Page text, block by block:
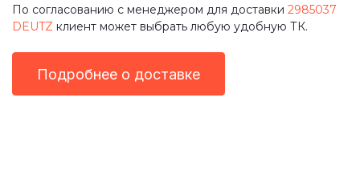
По согласованию с менеджером для доставки 2985037
DEUTZ клиент может выбрать любую удобную ТК.
Подробнее о доставке